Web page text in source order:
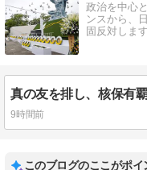
政治を中心
ンスから、
固反対します
9時間前
このブログのここがポイ